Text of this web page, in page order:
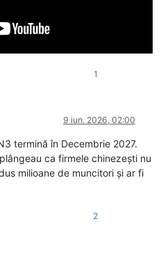
1
9 iun. 2026, 02:00
termină în Decembrie 2027.
ca firmele chinezești nu
milioane de muncitori și ar fi
2